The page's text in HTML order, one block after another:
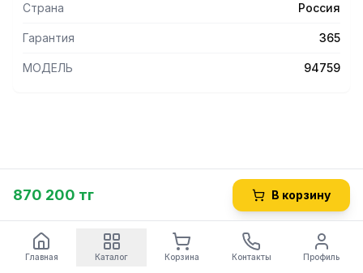
Страна Россия
Гарантия 365
МОДЕЛЬ 94759
870 200 тг В корзину
Главная Каталог Корзина Контакты Профиль